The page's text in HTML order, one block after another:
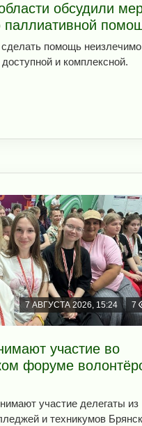
обсудили
паллиативной
помощь неизлечимо
и комплексной.
7 АВГУСТА 2026, 15:24 7
участие во
форуме
участие делегаты из
и техникумов